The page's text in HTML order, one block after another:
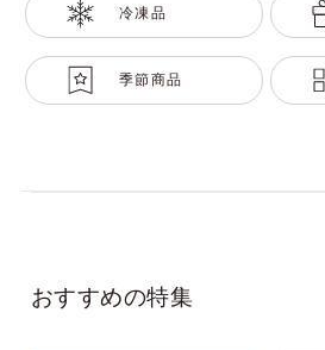
冷凍品
季節商品
おすすめの特集